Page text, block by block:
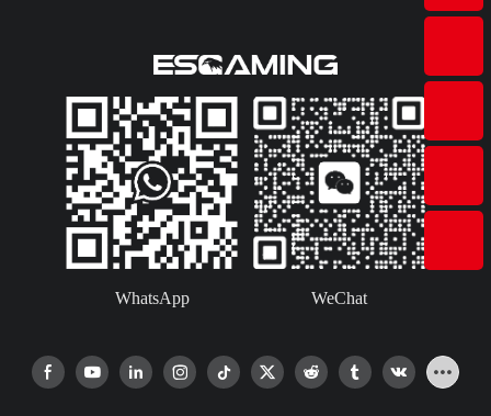
WhatsApp WeChat